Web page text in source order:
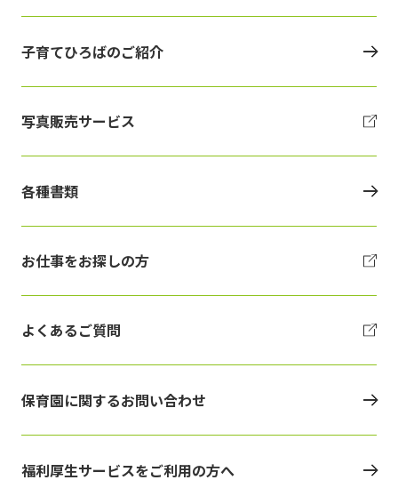
子育てひろばのご紹介
写真販売サービス
各種書類
お仕事をお探しの方
よくあるご質問
保育園に関するお問い合わせ
福利厚生サービスをご利用の方へ